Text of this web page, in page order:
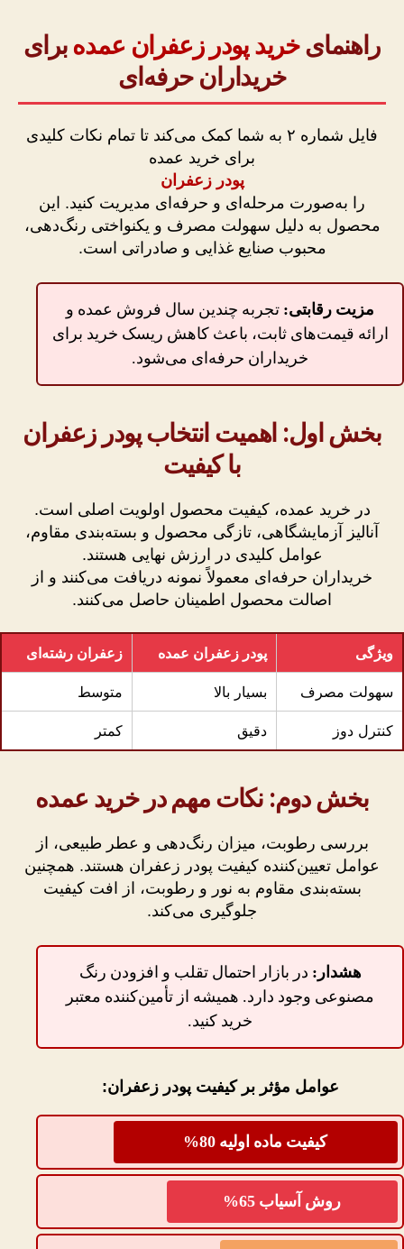
راهنمایخرید پودر زعفران عمده برای
خریداران حرفه‌ای
فایل شماره ۲ به شما کمک می‌کند تا تمام نکات کلیدی
برای خرید عمده
پودر زعفران
را به‌صورت مرحله‌ای و حرفه‌ای مدیریت کنید. این
محصول به دلیل سهولت مصرف و یکنواختی رنگ‌دهی،
محبوب صنایع غذایی و صادراتی است.
مزیت رقابتی: تجربه چندین سال فروش عمده و
ارائه قیمت‌های ثابت، باعث کاهش ریسک خرید برای
خریداران حرفه‌ای می‌شود.
بخش اول: اهمیت انتخاب پودر زعفران
با کیفیت
در خرید عمده، کیفیت محصول اولویت اصلی است.
آنالیز آزمایشگاهی، تازگی محصول و بسته‌بندی مقاوم،
عوامل کلیدی در ارزش نهایی هستند.
خریداران حرفه‌ای معمولاً نمونه دریافت می‌کنند و از
اصالت محصول اطمینان حاصل می‌کنند.
ویژگی پودر زعفران عمده زعفران رشته‌ای
سهولت مصرف بسیار بالا متوسط
کنترل دوز دقیق کمتر
بخش دوم: نکات مهم در خرید عمده
بررسی رطوبت، میزان رنگ‌دهی و عطر طبیعی، از
عوامل تعیین‌کننده کیفیت پودر زعفران هستند. همچنین
بسته‌بندی مقاوم به نور و رطوبت، از افت کیفیت
جلوگیری می‌کند.
هشدار: در بازار احتمال تقلب و افزودن رنگ
مصنوعی وجود دارد. همیشه از تأمین‌کننده معتبر
خرید کنید.
عوامل مؤثر بر کیفیت پودر زعفران:
کیفیت ماده اولیه 80%
روش آسیاب 65%